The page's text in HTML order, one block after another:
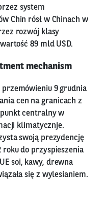
system
Chin rósł w Chinach w
rozwój klasy
89 mld USD.
mechanism
9 grudnia
cen na granicach z
punkt centralny w
klimatycznje.
swoją prezydencję
roku do przyspieszenia
soi, kawy, drewna
się z wylesianiem.